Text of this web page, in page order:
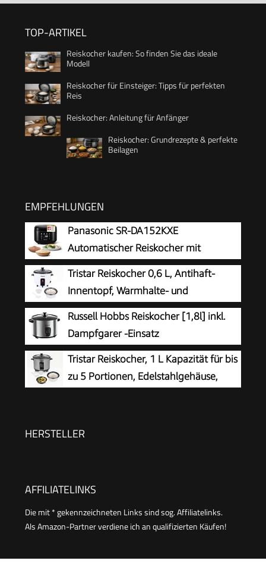
TOP-ARTIKEL
Reiskocher kaufen: So finden Sie das ideale
Modell
Reiskocher für Einsteiger: Tipps für perfekten
Reis
Reiskocher: Anleitung für Anfänger
Reiskocher: Grundrezepte & perfekte
Beilagen
EMPFEHLUNGEN
Panasonic SR-DA152KXE
Automatischer Reiskocher mit
Dampfgarer, 1,5 Liter, 8 Tassen, Fuzzy-
Logik, Wasserverhältnisanzeige, BPA-frei,
Warmhalten, Startverzögerung,
spülmaschinengeeignete Teile, schwarz
Tristar Reiskocher 0,6 L, Antihaft-
Innentopf, Warmhalte- und
Abschaltautomatik, Kompaktes Design,
Inklusive Messbecher und Löffel, 300 W, RK-
6142
Russell Hobbs Reiskocher [1,8l] inkl.
Dampfgarer -Einsatz
(Warmhaltefunktion,
antihaftbeschichteter Gartopf, Reislöffel &
Messbecher, Edelstahl, Glas-Deckel, Schongarer
Tristar Reiskocher, 1 L Kapazität für bis
zu 5 Portionen, Edelstahlgehäuse,
HERSTELLER
AFFILIATELINKS
Die mit * gekennzeichneten Links sind sog. Affiliatelinks.
Als Amazon-Partner verdiene ich an qualifizierten Käufen!